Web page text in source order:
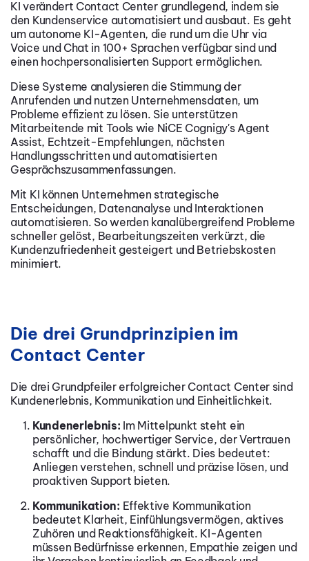
KI verändert Contact Center grundlegend, indem sie
den Kundenservice automatisiert und ausbaut. Es geht
um autonome KI-Agenten, die rund um die Uhr via
Voice und Chat in 100+ Sprachen verfügbar sind und
einen hochpersonalisierten Support ermöglichen.
Diese Systeme analysieren die Stimmung der
Anrufenden und nutzen Unternehmensdaten, um
Probleme effizient zu lösen. Sie unterstützen
Mitarbeitende mit Tools wie NiCE Cognigy's Agent
Assist, Echtzeit-Empfehlungen, nächsten
Handlungsschritten und automatisierten
Gesprächszusammenfassungen.
Mit KI können Unternehmen strategische
Entscheidungen, Datenanalyse und Interaktionen
automatisieren. So werden kanalübergreifend Probleme
schneller gelöst, Bearbeitungszeiten verkürzt, die
Kundenzufriedenheit gesteigert und Betriebskosten
minimiert.
Die drei Grundprinzipien im
Contact Center
Die drei Grundpfeiler erfolgreicher Contact Center sind
Kundenerlebnis, Kommunikation und Einheitlichkeit.
Kundenerlebnis: Im Mittelpunkt steht ein
persönlicher, hochwertiger Service, der Vertrauen
schafft und die Bindung stärkt. Dies bedeutet:
Anliegen verstehen, schnell und präzise lösen, und
proaktiven Support bieten.
Kommunikation: Effektive Kommunikation
bedeutet Klarheit, Einfühlungsvermögen, aktives
Zuhören und Reaktionsfähigkeit. KI-Agenten
müssen Bedürfnisse erkennen, Empathie zeigen und